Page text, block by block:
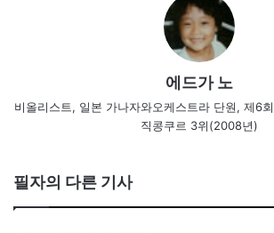
에드가 노
비올리스트, 일본 가나자와오케스트라 단원, 제6
직콩쿠르 3위(2008년)
필자의 다른 기사